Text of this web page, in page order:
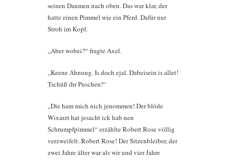
seinen Daumen nach oben. Das war klar, der
hatte einen Pimmel wie ein Pferd. Dafür nur
Stroh im Kopf.
„Aber wobei?“ fragte Axel.
„Keene Ahnung. Is doch ejal. Dabeisein is allet!
Tschüß ihr Puschen!“
„Die ham mich nich jenommen! Der blöde
Wixarzt hat jesacht ick hab nen
Schrumpfpimmel“ erzählte Robert Rose völlig
verzweifelt. Robert Rose! Der Sitzenbleiber, der
zwei Jahre älter war als wir und vier Jahre